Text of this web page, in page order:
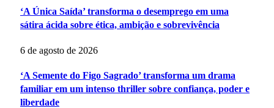
‘A Única Saída’ transforma o desemprego em uma
sátira ácida sobre ética, ambição e sobrevivência
6 de agosto de 2026
‘A Semente do Figo Sagrado’ transforma um drama
familiar em um intenso thriller sobre confiança, poder e
liberdade